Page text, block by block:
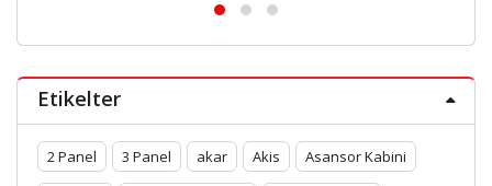
Etikelter
2 Panel 3 Panel akar Akis Asansor Kabini